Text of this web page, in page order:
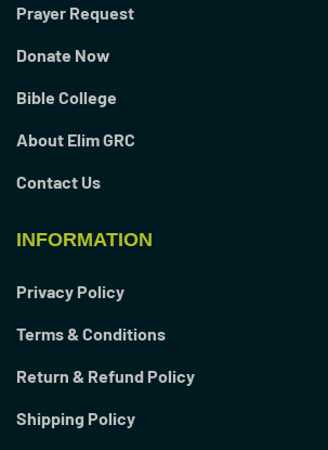
Prayer Request
Donate Now
Bible College
About Elim GRC
Contact Us
INFORMATION
Privacy Policy
Terms & Conditions
Return & Refund Policy
Shipping Policy